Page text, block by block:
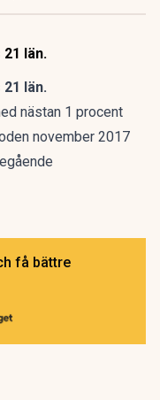
län.
län.
nästan 1 procent
november 2017
få bättre